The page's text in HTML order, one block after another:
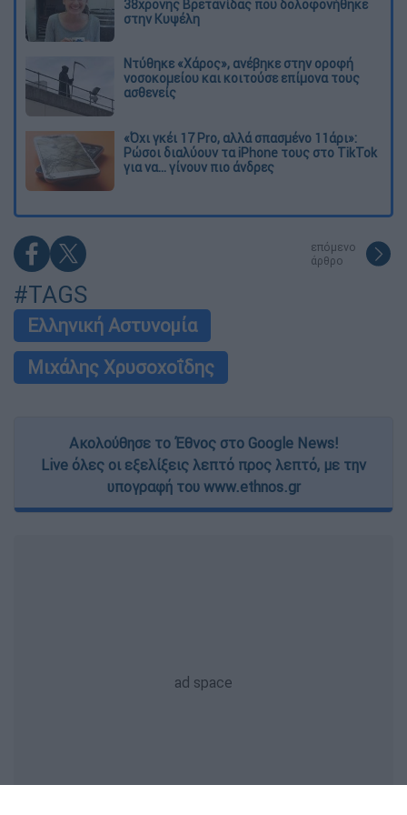
38χρονης Βρετανίδας που δολοφονήθηκε
στην Κυψέλη
Ντύθηκε «Χάρος», ανέβηκε στην οροφή
νοσοκομείου και κοιτούσε επίμονα τους
ασθενείς
«Όχι γκέι 17 Pro, αλλά σπασμένο 11άρι»:
Ρώσοι διαλύουν τα iPhone τους στο TikTok
για να... γίνουν πιο άνδρες
επόμενο
άρθρο
#TAGS
Ελληνική Αστυνομία
Μιχάλης Χρυσοχοΐδης
Ακολούθησε το Έθνος στο Google News!
Live όλες οι εξελίξεις λεπτό προς λεπτό, με την
υπογραφή του www.ethnos.gr